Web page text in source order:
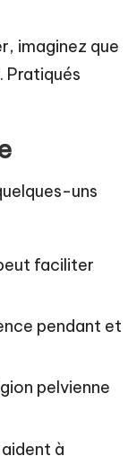
imaginez que
Pratiqués
uns
faciliter
pendant et
pelvienne
à